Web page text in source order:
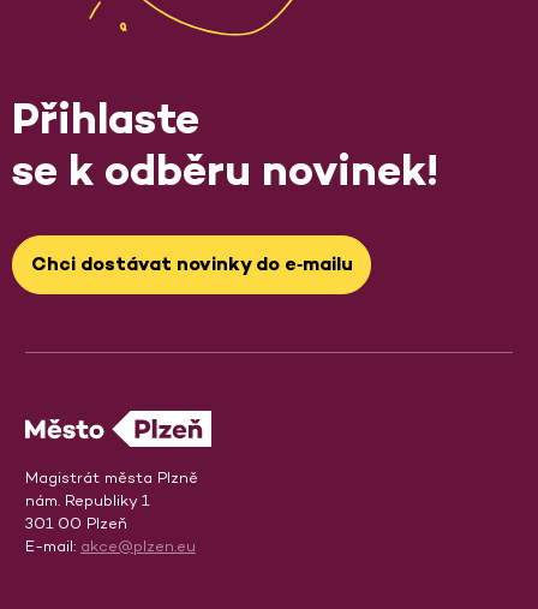
Přihlaste
se k odběru novinek!
Chci dostávat novinky do e‑mailu
Magistrát města Plzně
nám. Republiky 1
301 00 Plzeň
E-mail: akce@plzen.eu